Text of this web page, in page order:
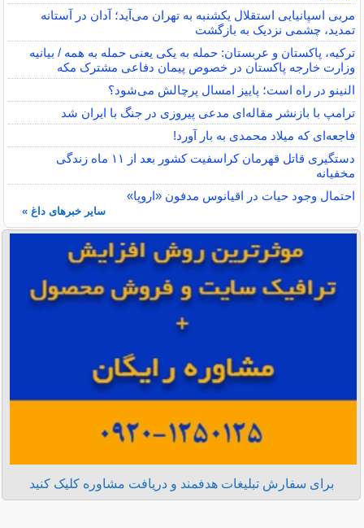
مربی اسپانیایی استقلال یکشنبه به تهران می‌آید؛ آدان در آستانه
تمدید، چشمی نزدیک به بازگشت
ترکیه، پاکستان و عربستان: حمله به یکی یعنی حمله به همه / بیانیه
وزارت خارجه پاکستان در خصوص پیمان دفاعی مشترک مکه
النینو در راه است؛ پاییز امسال پرچالش می‌شود؟
ترامپ با بازنشر مقاله‌ای مدعی پیروزی در جنگ با ایران شد
فاجعه‌ای که میلاد محمدی به بار آورد!
دستگیری قاتل قهرمان کراسفیت کشور بعد از ۱۱ ماه زندگی
مخفیانه
احتمال وجود حیات در اقیانوس مدفون «اروپا»
سایر خبرهای داغ »
برای سفارش تبلیغات هدفمند و دریافت مشاوره کلیک کنید